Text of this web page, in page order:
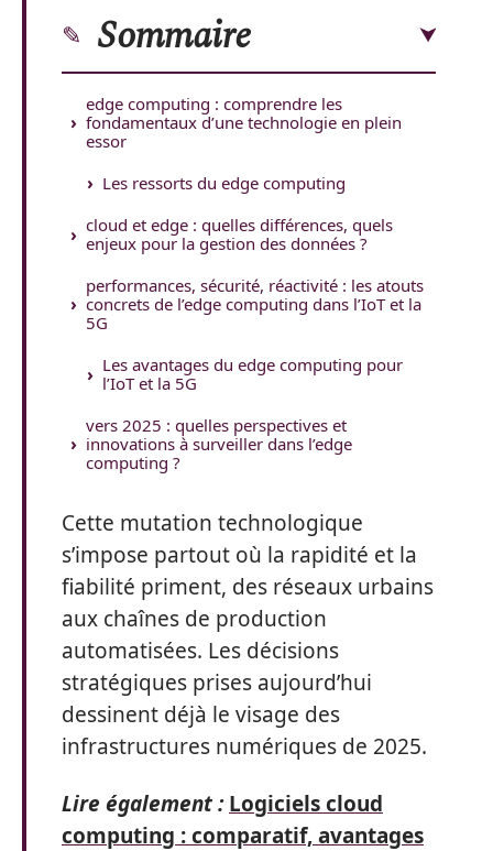
Sommaire
edge computing : comprendre les
fondamentaux d’une technologie en plein
essor
Les ressorts du edge computing
cloud et edge : quelles différences, quels
enjeux pour la gestion des données ?
performances, sécurité, réactivité : les atouts
concrets de l’edge computing dans l’IoT et la
5G
Les avantages du edge computing pour
l’IoT et la 5G
vers 2025 : quelles perspectives et
innovations à surveiller dans l’edge
computing ?
Cette mutation technologique
s’impose partout où la rapidité et la
fiabilité priment, des réseaux urbains
aux chaînes de production
automatisées. Les décisions
stratégiques prises aujourd’hui
dessinent déjà le visage des
infrastructures numériques de 2025.
Lire également : Logiciels cloud
computing : comparatif, avantages